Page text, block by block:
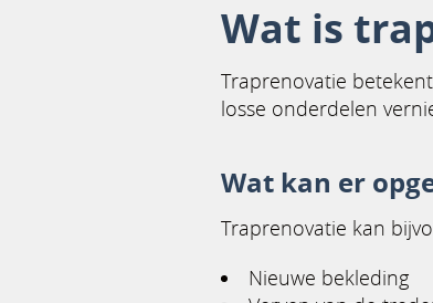
Wat is
Traprenovatie
losse onderdelen
Wat kan er
Traprenovatie kan
Nieuwe bekleding